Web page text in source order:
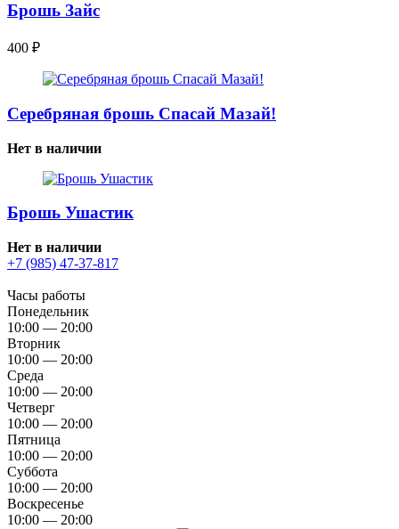
Брошь Зайс
400 ₽
Серебряная брошь Спасай Мазай!
Нет в наличии
Брошь Ушастик
Нет в наличии
+7 (985) 47-37-817
Часы работы
Понедельник
10:00 — 20:00
Вторник
10:00 — 20:00
Среда
10:00 — 20:00
Четверг
10:00 — 20:00
Пятница
10:00 — 20:00
Суббота
10:00 — 20:00
Воскресенье
10:00 — 20:00